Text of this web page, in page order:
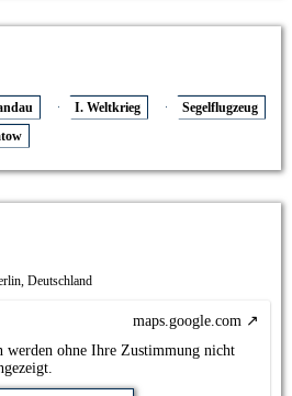
I. Weltkrieg
Segelflugzeug
Deutschland
maps.google.com
werden ohne Ihre Zustimmung nicht